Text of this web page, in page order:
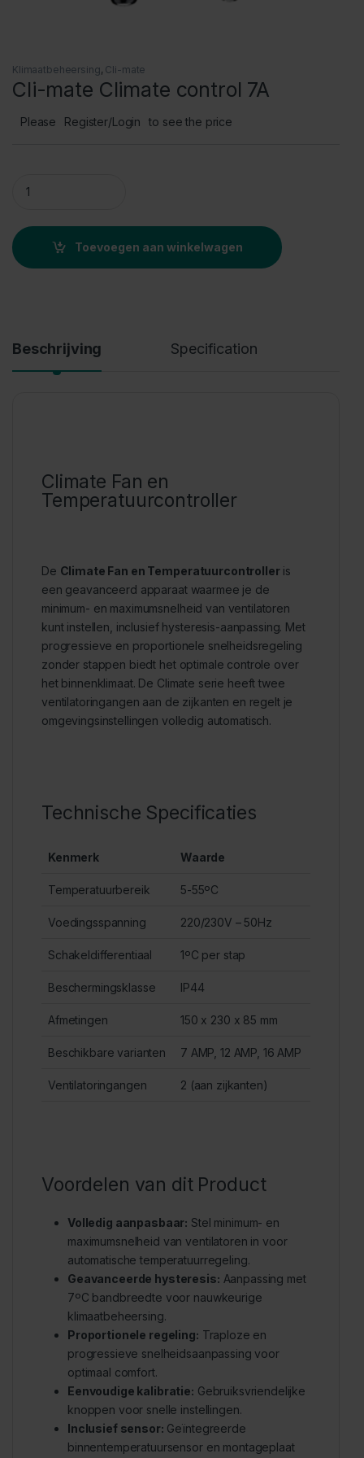
Klimaatbeheersing, Cli-mate
Cli-mate Climate control 7A
Please Register/Login to see the price
Toevoegen aan winkelwagen
Beschrijving Specification
Climate Fan en
Temperatuurcontroller
De Climate Fan en Temperatuurcontrolleris
een geavanceerd apparaat waarmee je de
minimum- en maximumsnelheid van ventilatoren
kunt instellen, inclusief hysteresis-aanpassing. Met
progressieve en proportionele snelheidsregeling
zonder stappen biedt het optimale controle over
het binnenklimaat. De Climate serie heeft twee
ventilatoringangen aan de zijkanten en regelt je
omgevingsinstellingen volledig automatisch.
Technische Specificaties
Kenmerk Waarde
Temperatuurbereik 5-55ºC
Voedingsspanning 220/230V – 50Hz
Schakeldifferentiaal 1ºC per stap
Beschermingsklasse IP44
Afmetingen 150 x 230 x 85 mm
Beschikbare varianten 7 AMP, 12 AMP, 16 AMP
Ventilatoringangen 2 (aan zijkanten)
Voordelen van dit Product
Volledig aanpasbaar: Stel minimum- en
maximumsnelheid van ventilatoren in voor
automatische temperatuurregeling.
Geavanceerde hysteresis: Aanpassing met
7ºC bandbreedte voor nauwkeurige
klimaatbeheersing.
Proportionele regeling: Traploze en
progressieve snelheidsaanpassing voor
optimaal comfort.
Eenvoudige kalibratie: Gebruiksvriendelijke
knoppen voor snelle instellingen.
Inclusief sensor: Geïntegreerde
binnentemperatuursensor en montageplaat